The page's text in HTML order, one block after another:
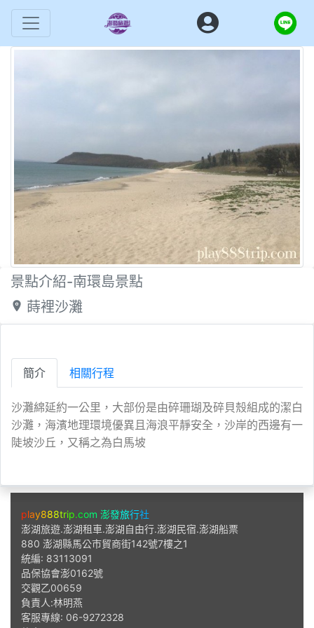
景點介紹-南環島景點
蒔裡沙灘
簡介 相關行程
沙灘綿延約一公里，大部份是由碎珊瑚及碎貝殼組成的潔白
沙灘，海濱地理環境優異且海浪平靜安全，沙岸的西邊有一
陡坡沙丘，又稱之為白馬坡
ABOUT US
play888trip.com 澎發旅行社
澎湖旅遊.澎湖租車.澎湖自由行.澎湖民宿.澎湖船票
880 澎湖縣馬公市貿商街142號7樓之1
統編: 83113091
品保協會澎0162號
交觀乙00659
負責人:林明燕
客服專線: 06-9272328